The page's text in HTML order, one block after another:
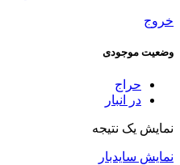
خروج
وضعیت موجودی
حراج
در انبار
نمایش یک نتیجه
نمایش سایدبار